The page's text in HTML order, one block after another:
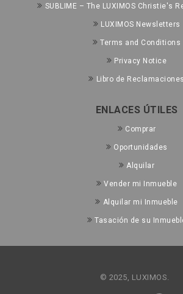
SUBLIME – The LUXIMOS Christie's
LUXIMOS Newsletters
Terms and Conditions
Privacy Notice
Libro de Reclamaciones
ENLACES ÚTILES
Comprar
Oportunidades
Alquilar
Vender mi Inmueble
Alquilar mi Inmueble
Tasación de su
© 2025, LUXIMOS.